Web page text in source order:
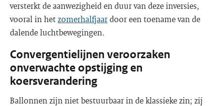
versterkt de aanwezigheid en duur van deze inversies,
vooral in hetzomerhalfjaardoor een toename van de
dalende luchtbewegingen.
Convergentielijnen veroorzaken
onverwachte opstijging en
koersverandering
Ballonnen zijn niet bestuurbaar in de klassieke zin; zij